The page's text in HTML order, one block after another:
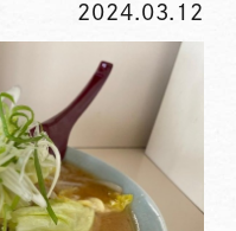
2024.03.12